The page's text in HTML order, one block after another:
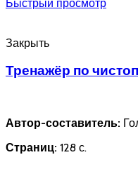
Быстрый просмотр
Закрыть
Тренажёр по
Автор-составитель:
Страниц: 128 с.